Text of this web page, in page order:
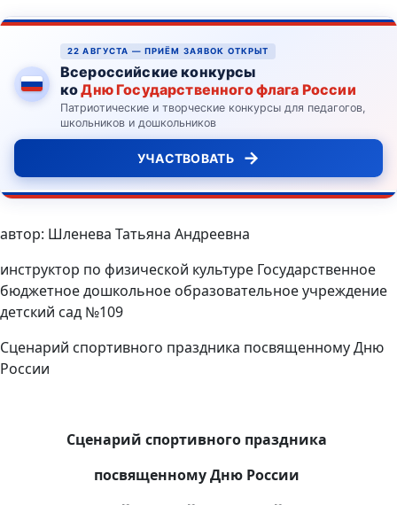
22 АВГУСТА — ПРИЁМ ЗАЯВОК ОТКРЫТ
Всероссийские конкурсы
коДню Государственного флага России
Патриотические и творческие конкурсы для педагогов,
школьников и дошкольников
УЧАСТВОВАТЬ →
автор: Шленева Татьяна Андреевна
инструктор по физической культуре Государственное
бюджетное дошкольное образовательное учреждение
детский сад №109
Сценарий спортивного праздника посвященному Дню
России
Сценарий спортивного праздника
посвященному Дню России